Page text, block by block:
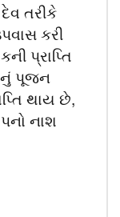
તરીકે
કરી
પ્રાપ્તિ
પૂજન
થાય છે,
નાશ